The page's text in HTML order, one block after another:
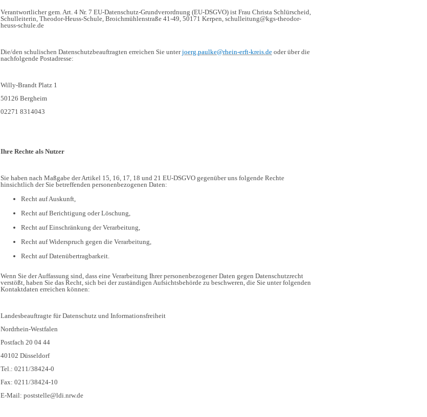
Verantwortlicher gem. Art. 4 Nr. 7 EU-Datenschutz-Grundverordnung (EU-DSGVO) ist Frau Christa Schlürscheid,
Schulleiterin, Theodor-Heuss-Schule, Broichmühlenstraße 41-49, 50171 Kerpen, schulleitung@kgs-theodor-
heuss-schule.de
Die/den schulischen Datenschutzbeauftragten erreichen Sie unterjoerg.paulke@rhein-erft-kreis.deoder über die
nachfolgende Postadresse:
Willy-Brandt Platz 1
50126 Bergheim
02271 8314043
Ihre Rechte als Nutzer
Sie haben nach Maßgabe der Artikel 15, 16, 17, 18 und 21 EU-DSGVO gegenüber uns folgende Rechte
hinsichtlich der Sie betreffenden personenbezogenen Daten:
Recht auf Auskunft,
Recht auf Berichtigung oder Löschung,
Recht auf Einschränkung der Verarbeitung,
Recht auf Widerspruch gegen die Verarbeitung,
Recht auf Datenübertragbarkeit.
Wenn Sie der Auffassung sind, dass eine Verarbeitung Ihrer personenbezogener Daten gegen Datenschutzrecht
verstößt, haben Sie das Recht, sich bei der zuständigen Aufsichtsbehörde zu beschweren, die Sie unter folgenden
Kontaktdaten erreichen können:
Landesbeauftragte für Datenschutz und Informationsfreiheit
Nordrhein-Westfalen
Postfach 20 04 44
40102 Düsseldorf
Tel.: 0211/38424-0
Fax: 0211/38424-10
E-Mail: poststelle@ldi.nrw.de